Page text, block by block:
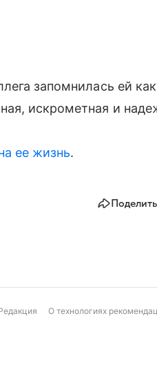
запомнилась ей как
искрометная и
ее жизнь.
О технологиях